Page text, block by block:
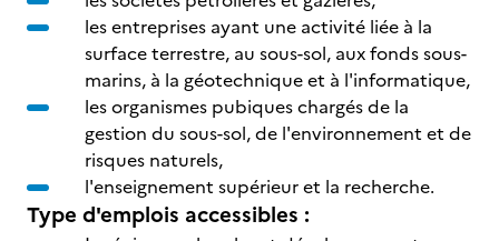
les entreprises ayant une activité liée à la
surface terrestre, au sous-sol, aux fonds sous-
marins, à la géotechnique et à l'informatique,
les organismes pubiques chargés de la
gestion du sous-sol, de l'environnement et de
risques naturels,
l'enseignement supérieur et la recherche.
Type d'emplois accessibles :